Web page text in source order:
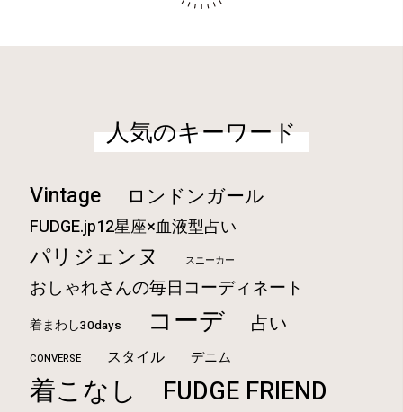
人気のキーワード
Vintage ロンドンガール
FUDGE.jp12星座×血液型占い
パリジェンヌ スニーカー
おしゃれさんの毎日コーディネート
着まわし30days コーデ 占い
CONVERSE スタイル デニム
着こなし FUDGE FRIEND